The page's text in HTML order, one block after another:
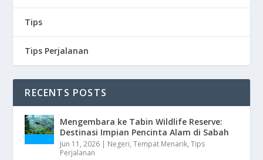
Tips
Tips Perjalanan
RECENTS POSTS
Mengembara ke Tabin Wildlife Reserve:
Destinasi Impian Pencinta Alam di Sabah
Jun 11, 2026 | Negeri,Tempat Menarik,Tips
Perjalanan